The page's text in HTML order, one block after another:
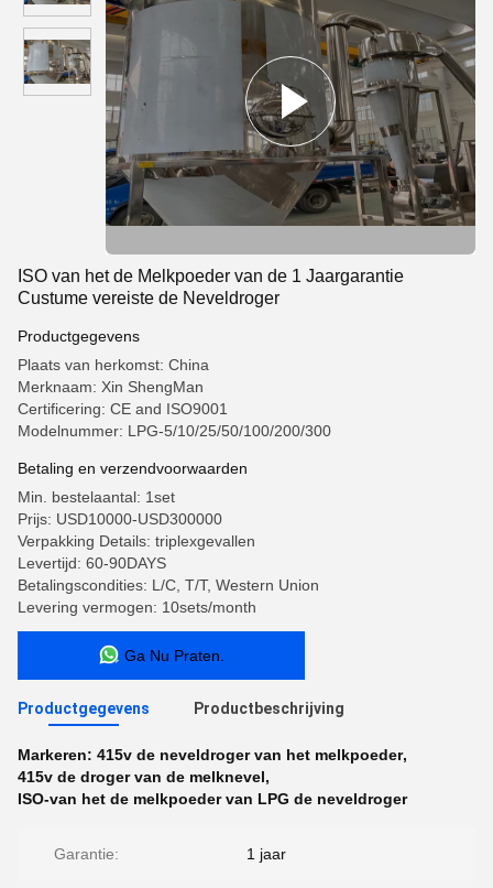
ISO van het de Melkpoeder van de 1 Jaargarantie
Custume vereiste de Neveldroger
Productgegevens
Plaats van herkomst: China
Merknaam: Xin ShengMan
Certificering: CE and ISO9001
Modelnummer: LPG-5/10/25/50/100/200/300
Betaling en verzendvoorwaarden
Min. bestelaantal: 1set
Prijs: USD10000-USD300000
Verpakking Details: triplexgevallen
Levertijd: 60-90DAYS
Betalingscondities: L/C, T/T, Western Union
Levering vermogen: 10sets/month
Ga Nu Praten.
Productgegevens Productbeschrijving
Markeren: 415v de neveldroger van het melkpoeder,
415v de droger van de melknevel,
ISO-van het de melkpoeder van LPG de neveldroger
Garantie: 1 jaar